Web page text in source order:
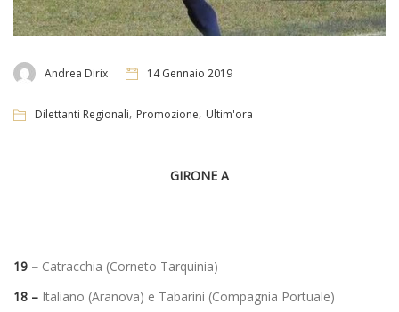
Andrea Dirix 14 Gennaio 2019
Dilettanti Regionali, Promozione, Ultim'ora
GIRONE A
19 – Catracchia (Corneto Tarquinia)
18 – Italiano (Aranova) e Tabarini (Compagnia Portuale)